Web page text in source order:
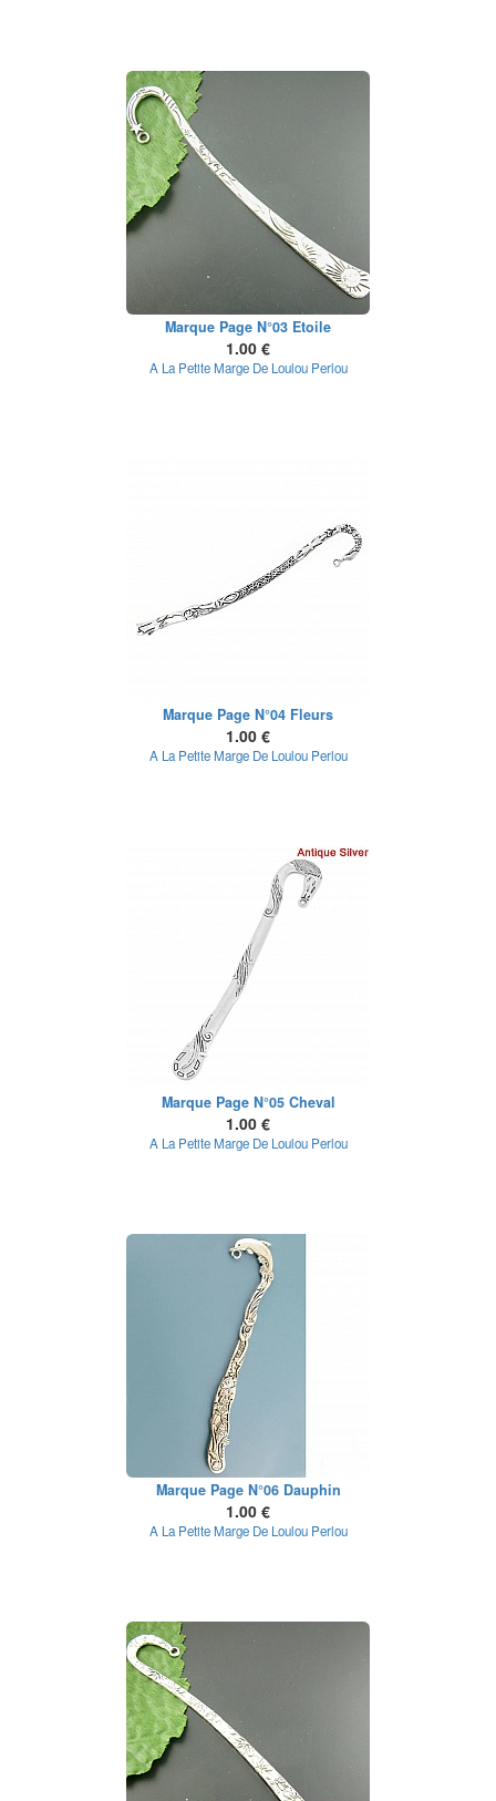
Marque Page N°03 Etoile
1.00 €
A La Petite Marge De Loulou Perlou
Marque Page N°04 Fleurs
1.00 €
A La Petite Marge De Loulou Perlou
Marque Page N°05 Cheval
1.00 €
A La Petite Marge De Loulou Perlou
Marque Page N°06 Dauphin
1.00 €
A La Petite Marge De Loulou Perlou